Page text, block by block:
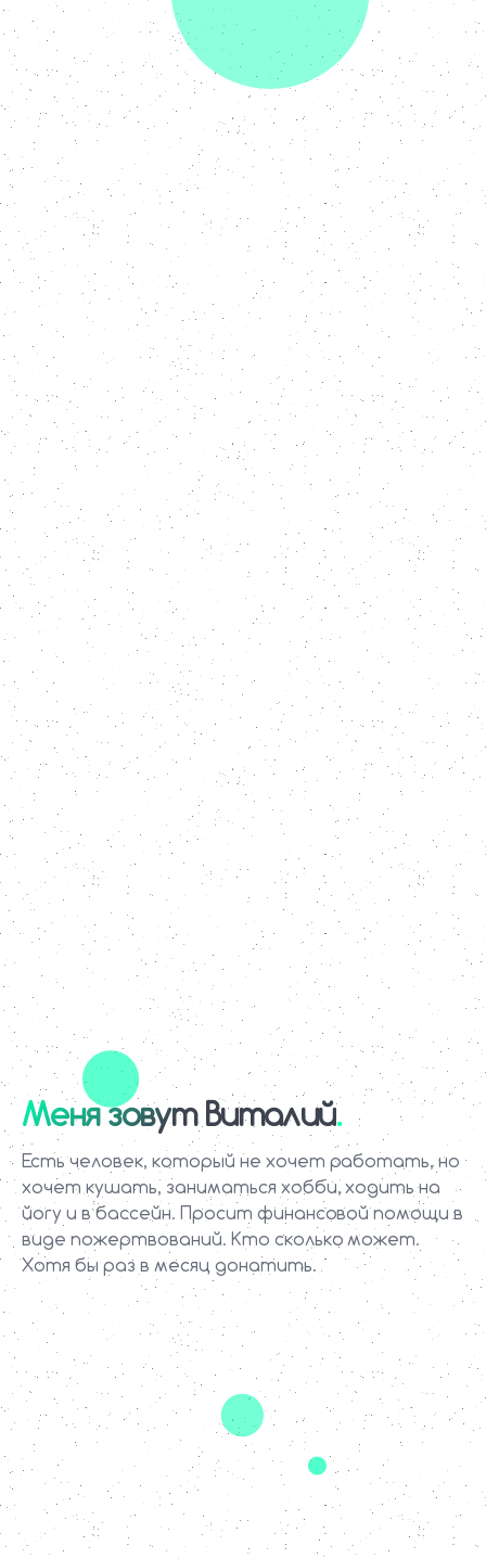
Меня зовут Виталий
Есть человек, который не хочет работать, но
хочет кушать, заниматься хобби, ходить на
йогу и в бассейн. Просит финансовой помощи в
виде пожертвований. Кто сколько может.
Хотя бы раз в месяц донатить.